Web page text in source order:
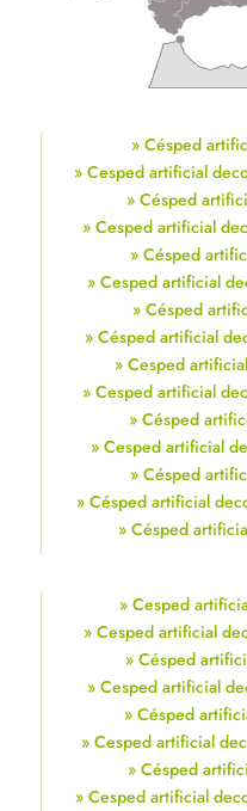
» Césped
» Cesped artificial
» Césped
» Cesped artificial
» Césped
» Cesped artificial
» Césped
» Césped artificial
» Cesped
» Cesped artificial
» Césped
» Cesped artificial
» Césped
» Césped artificial
» Césped
» Cesped
» Cesped artificial
» Césped
» Cesped artificial
» Césped
» Cesped artificial
» Césped
» Cesped artificial